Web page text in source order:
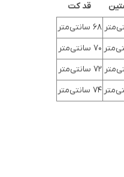
قد کت
68 سانتی‌متر
70 سانتی‌متر
72 سانتی‌متر
74 سانتی‌متر